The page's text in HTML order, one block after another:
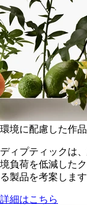
環境に配慮した作
ディプティックは
境負荷を低減した​
る製品を考案します
詳細はこちら